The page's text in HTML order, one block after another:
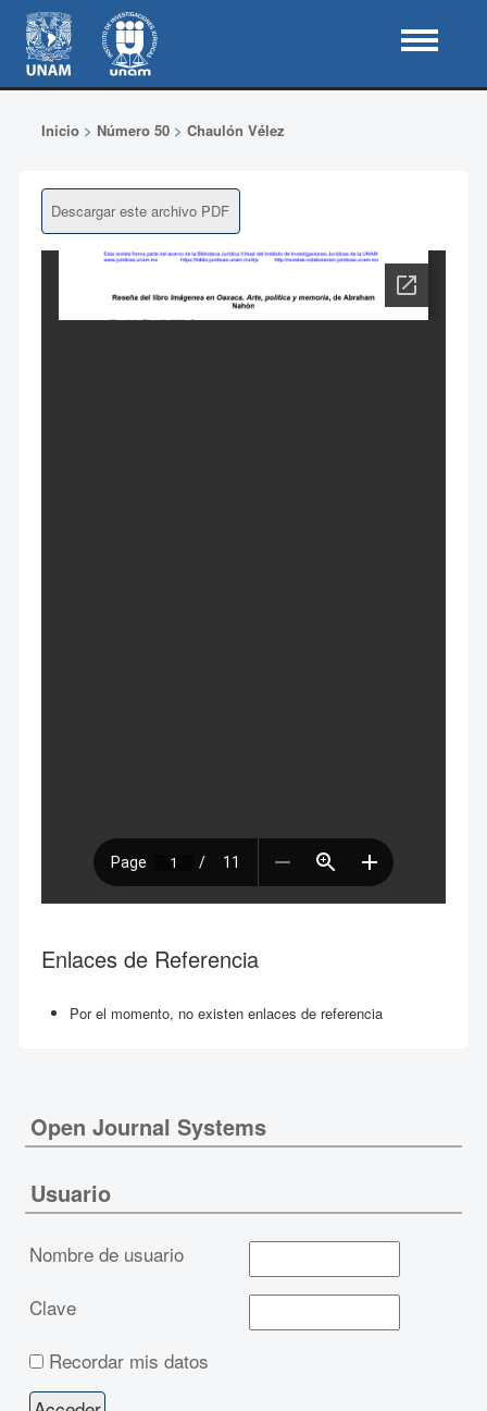
Inicio> Número 50> Chaulón Vélez
Descargar este archivo PDF
Enlaces de Referencia
Por el momento, no existen enlaces de referencia
Open Journal Systems
Usuario
Nombre de usuario
Clave
Recordar mis datos